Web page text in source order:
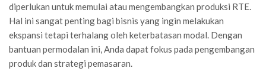
diperlukan untuk memulai atau mengembangkan produksi RTE.
Hal ini sangat penting bagi bisnis yang ingin melakukan
ekspansi tetapi terhalang oleh keterbatasan modal. Dengan
bantuan permodalan ini, Anda dapat fokus pada pengembangan
produk dan strategi pemasaran.